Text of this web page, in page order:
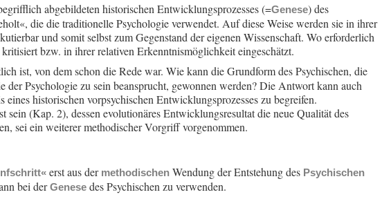
abgebildeten historischen Entwicklungsprozesses (=Genese) des
die die traditionelle Psychologie verwendet. Auf diese Weise werden sie in ihrer
und somit selbst zum Gegenstand der eigenen Wissenschaft. Wo erforderlich
bzw. in ihrer relativen Erkenntnismöglichkeit eingeschätzt.
ist, von dem schon die Rede war. Wie kann die Grundform des Psychischen, die
der Psychologie zu sein beansprucht, gewonnen werden? Die Antwort kann auch
eines historischen vorpsychischen Entwicklungsprozesses zu begreifen.
sein (Kap. 2), dessen evolutionäres Entwicklungsresultat die neue Qualität des
sei ein weiterer methodischer Vorgriff vorgenommen.
erst aus der methodischen Wendung der Entstehung des Psychischen
bei derGenese des Psychischen zu verwenden.